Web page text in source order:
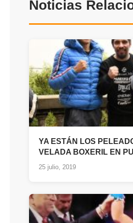
Noticias
YA ESTÁN LOS
VELADA BOXERIL EN
25 julio, 2019